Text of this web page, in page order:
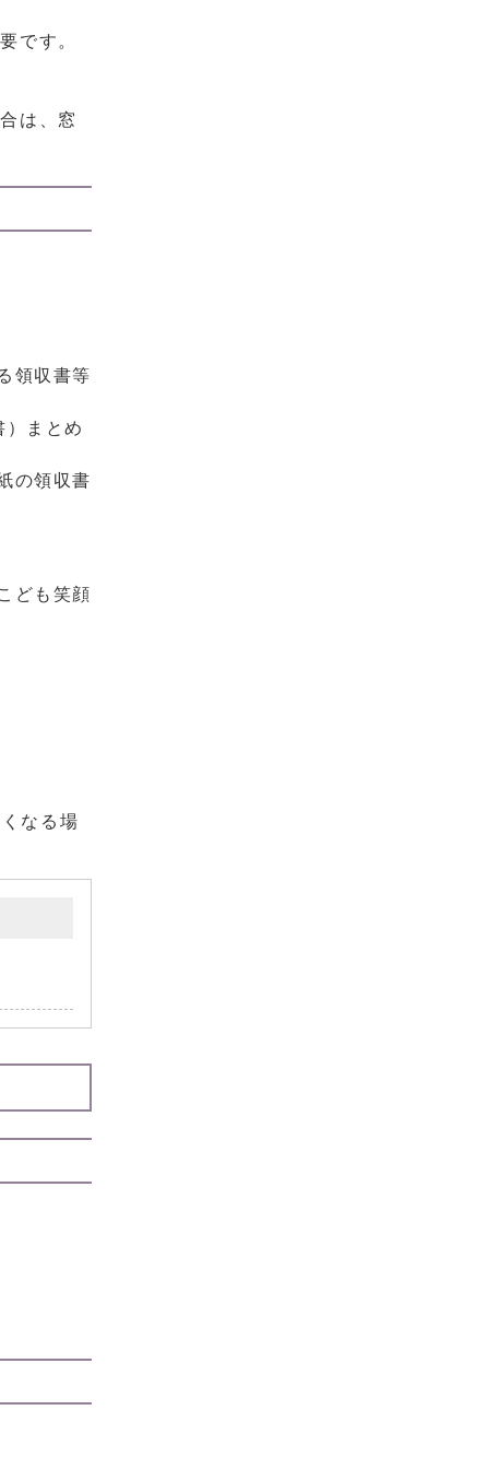
です。
は、窓
領収書等
まとめ
の領収書
ども笑顔
なる場